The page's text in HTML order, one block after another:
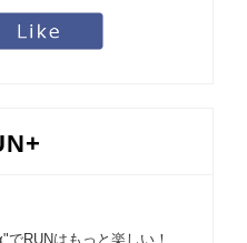
でRUNはもっと楽しい！